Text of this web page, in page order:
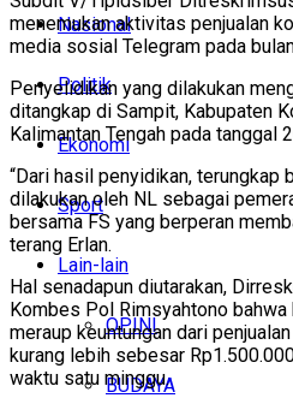
Nasional
Politik
Ekonomi
Sport
Lain-lain
OPINI
BUDAYA
menemukan aktivitas penjualan
media sosial Telegram pada
Penyelidikan yang dilakukan
ditangkap di Sampit, Kabupaten
Kalimantan Tengah pada tanggal
“Dari hasil penyidikan, terungkap
dilakukan oleh NL sebagai
bersama FS yang berperan
terang Erlan.
Hal senadapun diutarakan,
Kombes Pol Rimsyahtono
meraup keuntungan dari
kurang lebih sebesar
waktu satu minggu.